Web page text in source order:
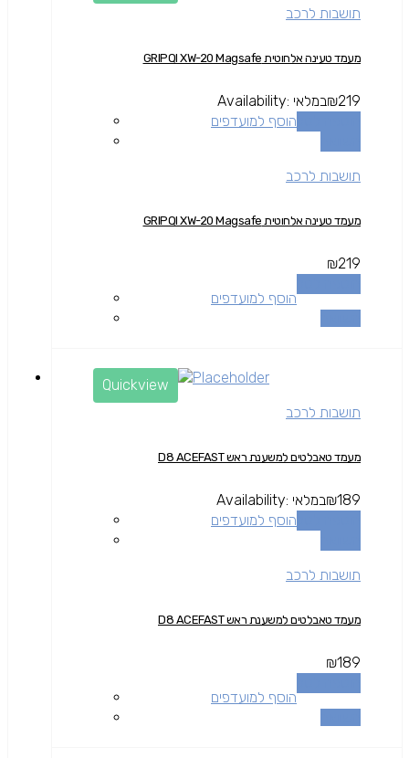
תושבות לרכב
מעמד טעינה אלחוטית GRIPQI XW-20 Magsafe
₪219
Availability: במלאי
הוסף למועדפים
תושבות לרכב
מעמד טעינה אלחוטית GRIPQI XW-20 Magsafe
₪219
הוסף למועדפים
Quickview
תושבות לרכב
מעמד טאבלטים למשענת ראש D8 ACEFAST
₪189
Availability: במלאי
הוסף למועדפים
תושבות לרכב
מעמד טאבלטים למשענת ראש D8 ACEFAST
₪189
הוסף למועדפים